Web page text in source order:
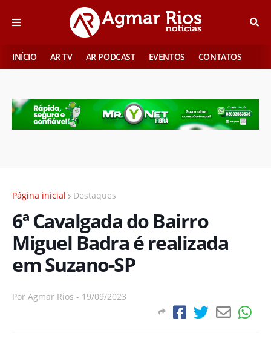
INÍCIO AR TV AR PODCAST EVENTOS CONTATOS
Página inicial Destaques
6ª Cavalgada do Bairro
Miguel Badra é realizada
em Suzano-SP
Por Agmar Rios - 19/09/2023